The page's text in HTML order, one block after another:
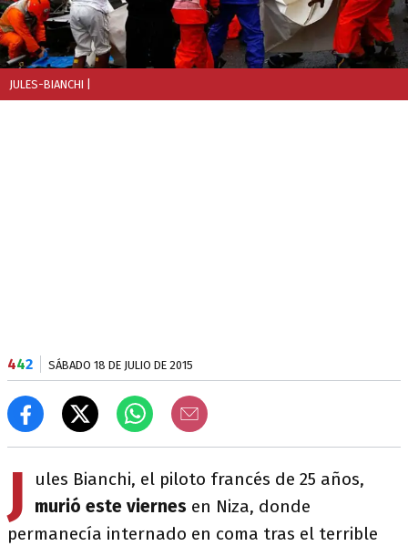
JULES-BIANCHI
442 SÁBADO 18 DE JULIO DE 2015
J
ules Bianchi, el piloto francés de 25 años,
murió este viernes en Niza, donde
permanecía internado en coma tras el terrible